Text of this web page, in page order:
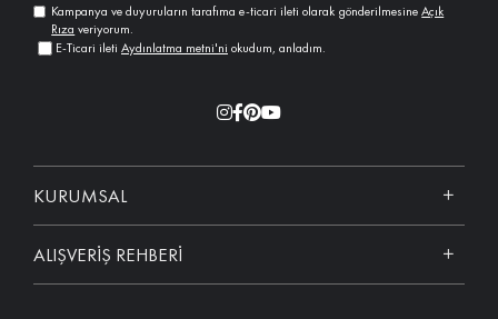
Kampanya ve duyuruların tarafıma e-ticari ileti olarak gönderilmesineAçık
Rıza veriyorum.
E-Ticari ileti Aydınlatma metni'ni okudum, anladım.
KURUMSAL
ALIŞVERİŞ REHBERİ